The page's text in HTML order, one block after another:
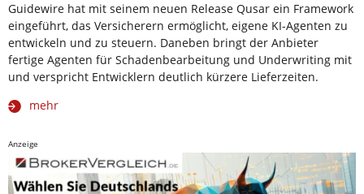
Guidewire hat mit seinem neuen Release Qusar ein Framework
eingeführt, das Versicherern ermöglicht, eigene KI-Agenten zu
entwickeln und zu steuern. Daneben bringt der Anbieter
fertige Agenten für Schadenbearbeitung und Underwriting mit
und verspricht Entwicklern deutlich kürzere Lieferzeiten.
mehr
Anzeige